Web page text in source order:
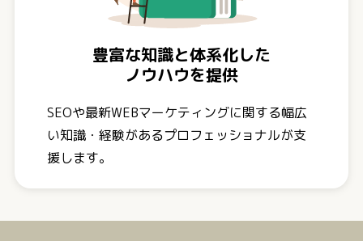
豊富な知識と体系化した
ノウハウを提供
SEOや最新WEBマーケティングに関する幅広
い知識・経験があるプロフェッショナルが支
援します。